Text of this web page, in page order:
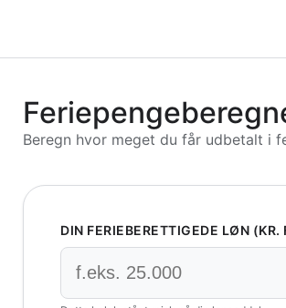
Beregn hvor meget du får udbetalt i
DIN FERIEBERETTIGEDE LØN (KR.